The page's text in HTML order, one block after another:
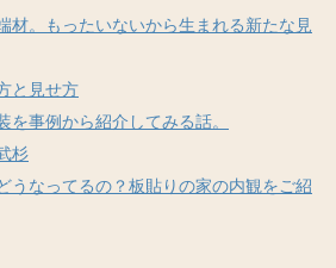
材。もったいないから生まれる新たな見
と見せ方
を事例から紹介してみる話。
杉
うなってるの？板貼りの家の内観をご紹